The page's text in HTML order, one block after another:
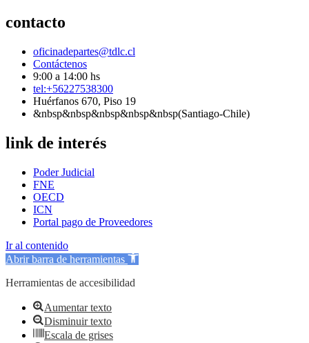
contacto
oficinadepartes@tdlc.cl
Contáctenos
9:00 a 14:00 hs
tel:+56227538300
Huérfanos 670, Piso 19
&nbsp&nbsp&nbsp&nbsp&nbsp(Santiago-Chile)
link de interés
Poder Judicial
FNE
OECD
ICN
Portal pago de Proveedores
Ir al contenido
Abrir barra de herramientas
Herramientas de accesibilidad
Aumentar texto
Disminuir texto
Escala de grises